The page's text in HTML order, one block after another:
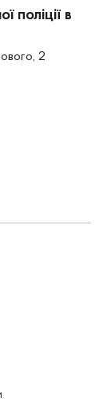
поліції в
2